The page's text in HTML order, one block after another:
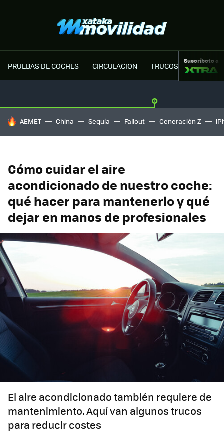
PRUEBAS DE COCHES CIRCULACION TRUCOS MOTOR
Suscríbete a
HOY SE HABLA DE
AEMET China Sequía Fallout Generación Z
Cómo cuidar el aire
acondicionado de nuestro coche:
qué hacer para mantenerlo y qué
dejar en manos de profesionales
El aire acondicionado también requiere de
mantenimiento. Aquí van algunos trucos
para reducir costes